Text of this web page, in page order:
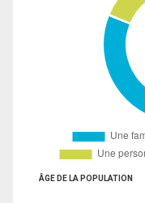
ÂGE DE LA POPULATION